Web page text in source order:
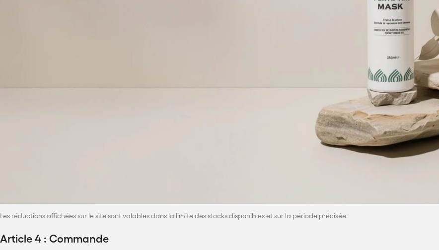
propose à la vente une sélection de produits cosmétiques inspirés de l’excellence et du soin haut de gamme, soigneusement
Les descriptions des produits (caractéristiques, ingrédients, photos) sont présentées sur chaque page produit. Les visuels sont fournis à
Les réductions affichées sur le site sont valables dans la limite des stocks disponibles et sur la période précisée.
Article 4 : Commande